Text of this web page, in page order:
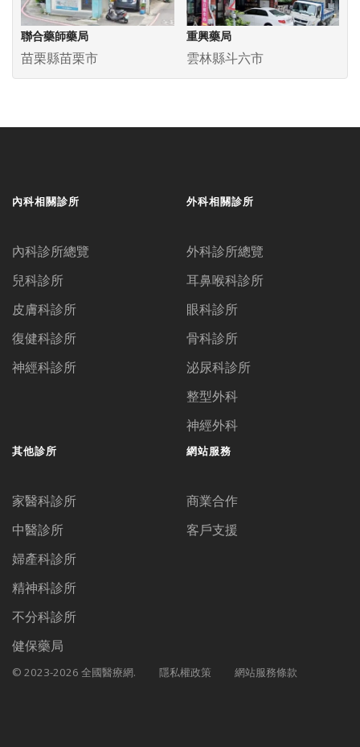
聯合藥師藥局
苗栗縣苗栗市
重興藥局
雲林縣斗六市
內科相關診所
內科診所總覽
兒科診所
皮膚科診所
復健科診所
神經科診所
外科相關診所
外科診所總覽
耳鼻喉科診所
眼科診所
骨科診所
泌尿科診所
整型外科
神經外科
其他診所
家醫科診所
中醫診所
婦產科診所
精神科診所
不分科診所
健保藥局
網站服務
商業合作
客戶支援
© 2023-2026 全國醫療網. 隱私權政策 網站服務條款